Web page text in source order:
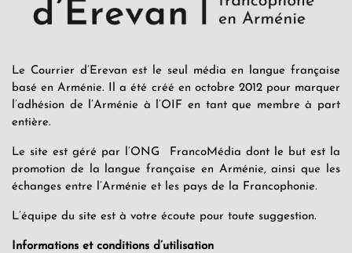
Le Courrier d’Erevan est le seul média en langue française
basé en Arménie. Il a été créé en octobre 2012 pour marquer
l’adhésion de l’Arménie à l’OIF en tant que membre à part
entière.
Le site est géré par l’ONG FrancoMédia dont le but est la
promotion de la langue française en Arménie, ainsi que les
échanges entre l’Arménie et les pays de la Francophonie.
L’équipe du site est à votre écoute pour toute suggestion.
Informations et conditions d’utilisation